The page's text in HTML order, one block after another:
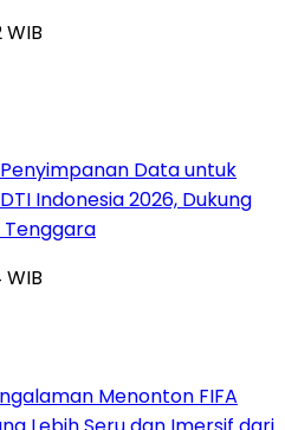
Penyimpanan Data untuk
Indonesia 2026, Dukung
Tenggara
Menonton FIFA